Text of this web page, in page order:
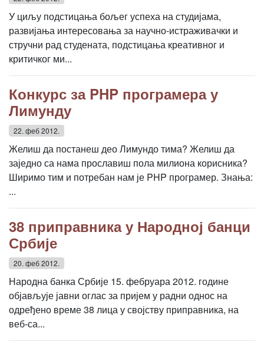
У циљу подстицања бољег успеха на студијама,
развијања интересовања за научно-истраживачки и
стручни рад студената, подстицања креативног и
критичког ми...
Конкурс за PHP програмера у
Лимунду
22. феб 2012.
Желиш да постанеш део Лимундо тима? Желиш да
заједно са нама прославиш пола милиона корисника?
Ширимо тим и потребан нам је PHP програмер. Знања:
...
38 приправника у Народној банци
Србије
20. феб 2012.
Народна банка Србије 15. фебруара 2012. године
објављује јавни оглас за пријем у радни однос на
одређено време 38 лица у својству приправника, на
веб-са...